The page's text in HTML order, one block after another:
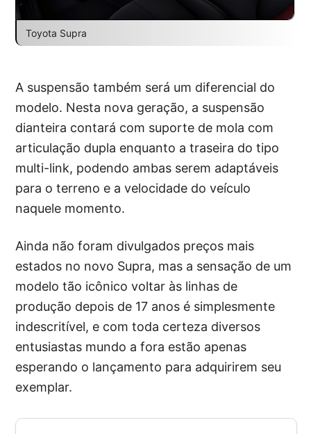
Toyota Supra
A suspensão também será um diferencial do
modelo. Nesta nova geração, a suspensão
dianteira contará com suporte de mola com
articulação dupla enquanto a traseira do tipo
multi-link, podendo ambas serem adaptáveis
para o terreno e a velocidade do veículo
naquele momento.
Ainda não foram divulgados preços mais
estados no novo Supra, mas a sensação de um
modelo tão icônico voltar às linhas de
produção depois de 17 anos é simplesmente
indescritível, e com toda certeza diversos
entusiastas mundo a fora estão apenas
esperando o lançamento para adquirirem seu
exemplar.